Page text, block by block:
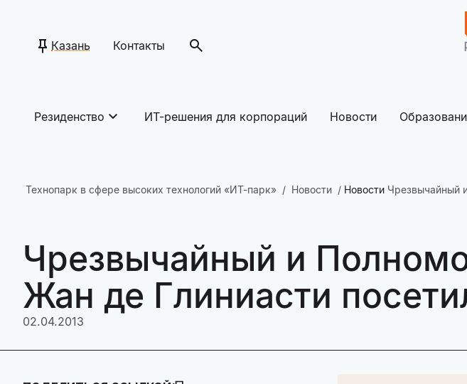
Казань Контакты
Резиденство ИТ-решения для корпораций Новости
Технопарк в сфере высоких технологий «ИТ-парк» Новости Новости Чрезвычайный
Чрезвычайный и
Жан де Глиниасти
02.04.2013